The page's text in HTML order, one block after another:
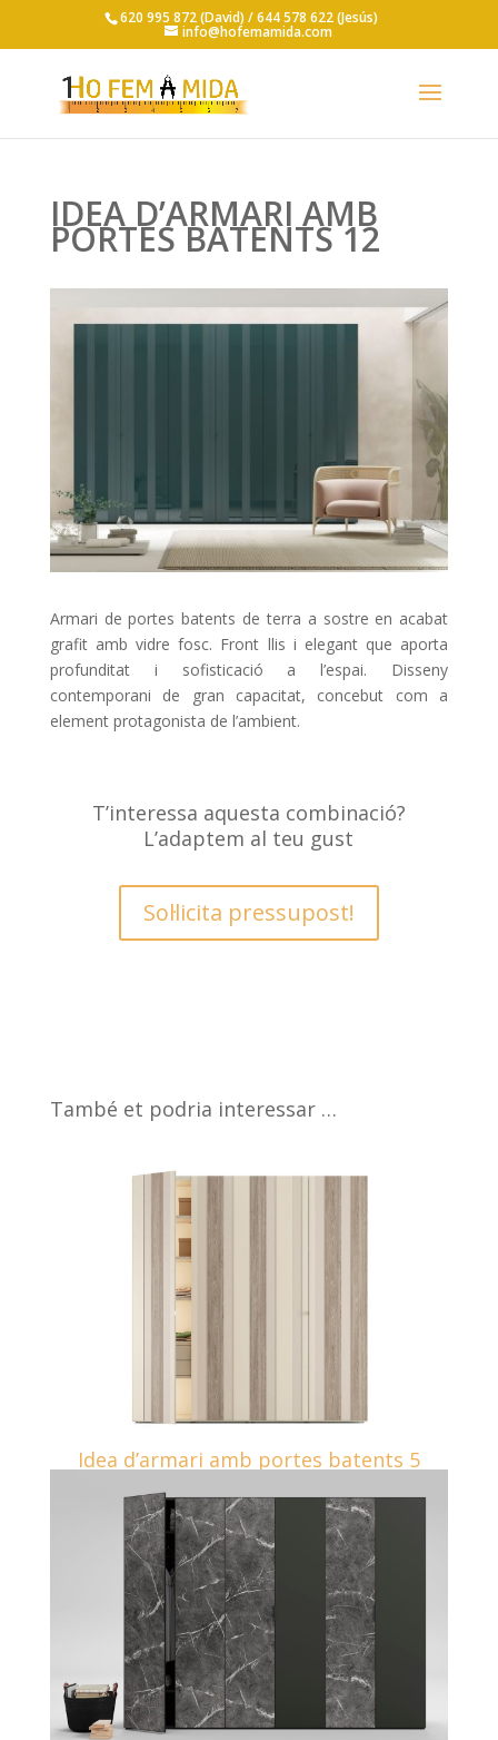
620 995 872 (David) /644 578 622 (Jesús)
info@hofemamida.com
IDEA D’ARMARI AMB
PORTES BATENTS 12
Armari de portes batents de terra a sostre en acabat
grafit amb vidre fosc. Front llis i elegant que aporta
profunditat i sofisticació a l’espai. Disseny
contemporani de gran capacitat, concebut com a
element protagonista de l’ambient.
T’interessa aquesta combinació?
L’adaptem al teu gust
Sol·licita pressupost!
També et podria interessar …
Idea d’armari amb portes batents 5